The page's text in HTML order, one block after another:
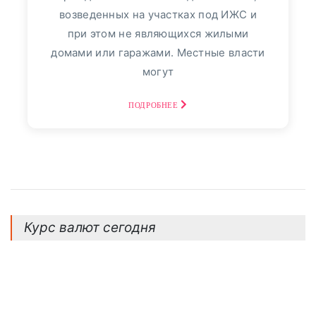
30август, 2025
Финансовый Совет На
30 Августа: Что Сказать,
Спрашивают: «Откуда
просто о том, как повысить
вносите на счет крупные суммы
Фото репортаж
возведенных на участках под ИЖС и
при этом не являющихся жилыми
домами или гаражами. Местные власти
могут
ПОДРОБНЕЕ
Курс валют сегодня